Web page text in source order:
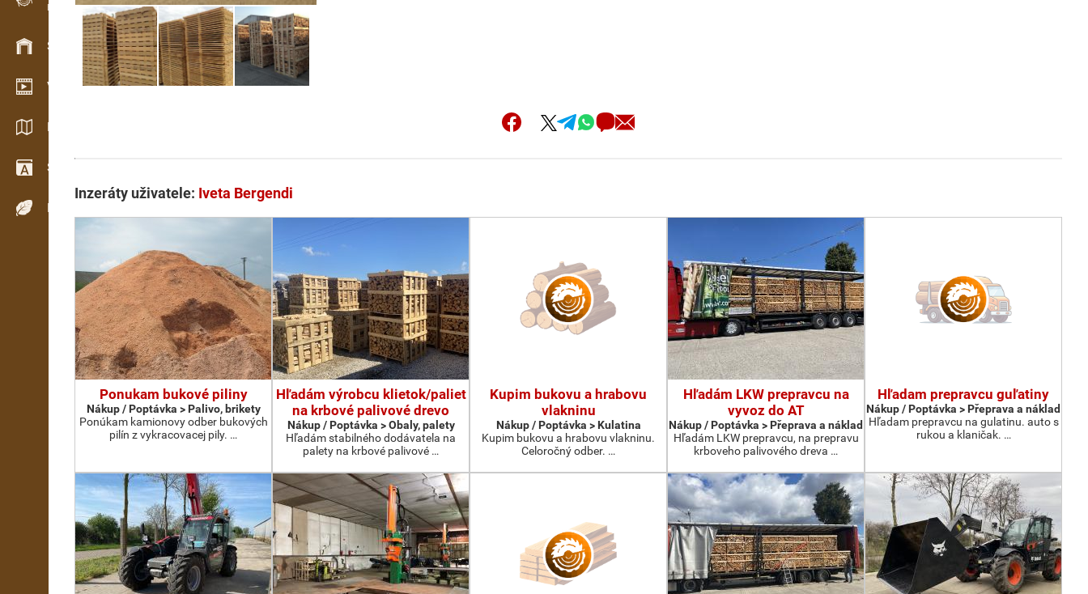
Evidence dřeva v terénu
Skladové hospodářství
Video showroom
Katalogy / Brožury
Slovník
Dřeviny
Inzeráty uživatele: Iveta Bergendi
Ponukam bukové piliny
Nákup / Poptávka > Palivo, brikety
Ponúkam kamionovy odber bukových
pilín z vykracovacej pily. …
Hľadám výrobcu klietok/paliet
na krbové palivové drevo
Nákup / Poptávka > Obaly, palety
Hľadám stabilného dodávatela na
palety na krbové palivové …
Kupim bukovu a hrabovu
vlakninu
Nákup / Poptávka > Kulatina
Kupim bukovu a hrabovu vlakninu.
Celoročný odber. …
Hľadám LKW prepravcu na
vyvoz do AT
Nákup / Poptávka > Přeprava a náklad
Hľadám LKW prepravcu, na prepravu
krboveho palivového dreva …
Hľadam prepravcu guľatiny
Nákup / Poptávka > Přeprava a náklad
Hľadam prepravcu na gulatinu. auto s
rukou a klaničak. …